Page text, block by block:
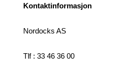
Kontaktinformasjon
Nordocks AS
Tlf : 33 46 36 00